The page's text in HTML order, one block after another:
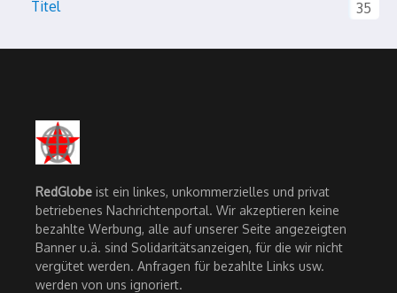
Titel
35
RedGlobe ist ein linkes, unkommerzielles und privat
betriebenes Nachrichtenportal. Wir akzeptieren keine
bezahlte Werbung, alle auf unserer Seite angezeigten
Banner u.ä. sind Solidaritätsanzeigen, für die wir nicht
vergütet werden. Anfragen für bezahlte Links usw.
werden von uns ignoriert.